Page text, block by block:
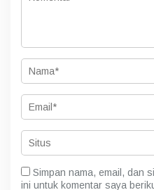
Simpan nama, email, dan
ini untuk komentar saya